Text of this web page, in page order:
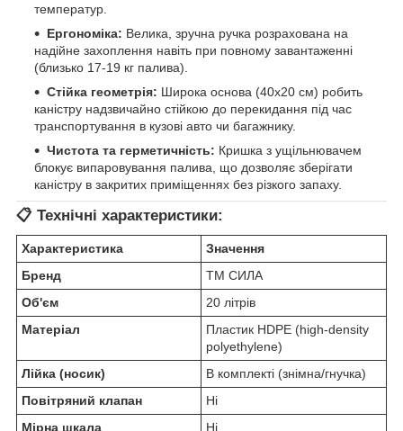
температур.
Ергономіка: Велика, зручна ручка розрахована на
надійне захоплення навіть при повному завантаженні
(близько 17-19 кг палива).
Стійка геометрія: Широка основа (40х20 см) робить
каністру надзвичайно стійкою до перекидання під час
транспортування в кузові авто чи багажнику.
Чистота та герметичність: Кришка з ущільнювачем
блокує випаровування палива, що дозволяє зберігати
каністру в закритих приміщеннях без різкого запаху.
📋 Технічні характеристики:
Характеристика
Значення
Бренд
ТМ СИЛА
Об'єм
20 літрів
Матеріал
Пластик HDPE (high-density
polyethylene)
Лійка (носик)
В комплекті (знімна/гнучка)
Повітряний клапан
Ні
Мірна шкала
Ні